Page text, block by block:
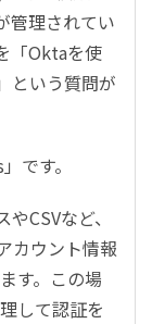
管理されてい
「Oktaを使
という質問が
です。
CSVなど、
カウント情報
す。この場
して認証を